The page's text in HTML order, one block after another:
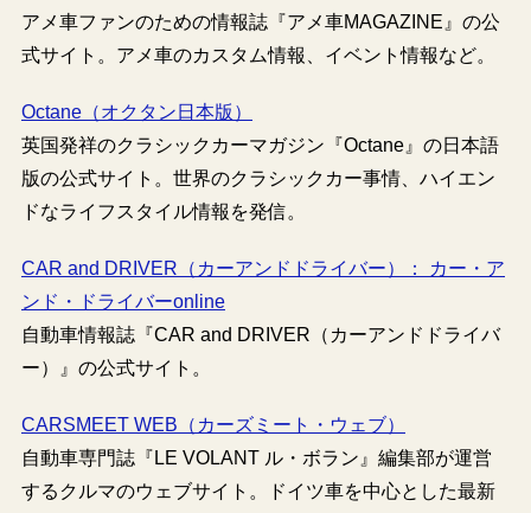
アメ車ファンのための情報誌『アメ車MAGAZINE』の公
式サイト。アメ車のカスタム情報、イベント情報など。
Octane（オクタン日本版）
英国発祥のクラシックカーマガジン『Octane』の日本語
版の公式サイト。世界のクラシックカー事情、ハイエン
ドなライフスタイル情報を発信。
CAR and DRIVER（カーアンドドライバー）： カー・ア
ンド・ドライバーonline
自動車情報誌『CAR and DRIVER（カーアンドドライバ
ー）』の公式サイト。
CARSMEET WEB（カーズミート・ウェブ）
自動車専門誌『LE VOLANT ル・ボラン』編集部が運営
するクルマのウェブサイト。ドイツ車を中心とした最新